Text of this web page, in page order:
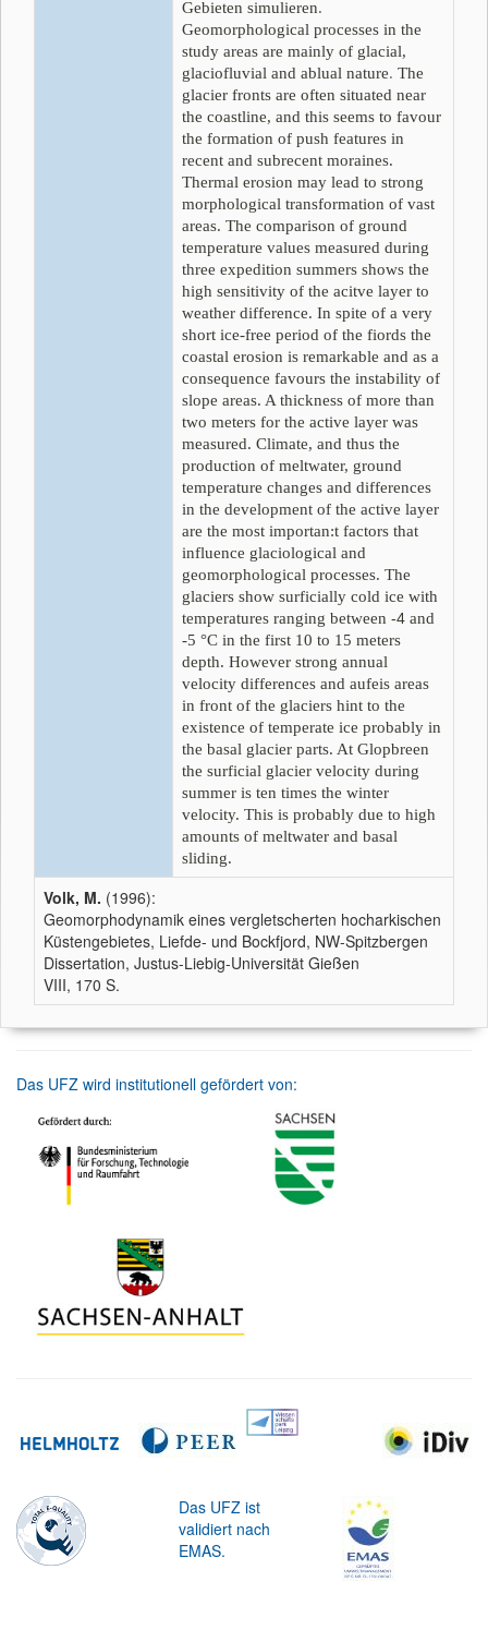
Gebieten simulieren.
Geomorphological processes in the
study areas are mainly of glacial,
glaciofluvial and ablual nature. The
glacier fronts are often situated near
the coastline, and this seems to favour
the formation of push features in
recent and subrecent moraines.
Thermal erosion may lead to strong
morphological transformation of vast
areas. The comparison of ground
temperature values measured during
three expedition summers shows the
high sensitivity of the acitve layer to
weather difference. In spite of a very
short ice-free period of the fiords the
coastal erosion is remarkable and as a
consequence favours the instability of
slope areas. A thickness of more than
two meters for the active layer was
measured. Climate, and thus the
production of meltwater, ground
temperature changes and differences
in the development of the active layer
are the most importan:t factors that
influence glaciological and
geomorphological processes. The
glaciers show surficially cold ice with
temperatures ranging between -4 and
-5 °C in the first 10 to 15 meters
depth. However strong annual
velocity differences and aufeis areas
in front of the glaciers hint to the
existence of temperate ice probably in
the basal glacier parts. At Glopbreen
the surficial glacier velocity during
summer is ten times the winter
velocity. This is probably due to high
amounts of meltwater and basal
sliding.
Volk, M. (1996):
Geomorphodynamik eines vergletscherten hocharkischen
Küstengebietes, Liefde- und Bockfjord, NW-Spitzbergen
Dissertation, Justus-Liebig-Universität Gießen
VIII, 170 S.
Das UFZ wird institutionell gefördert von:
Das UFZ ist
validiert nach
EMAS.